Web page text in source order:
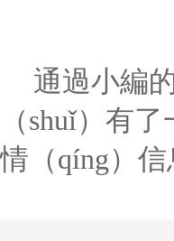
通過小編
（shuǐ）有
情（qíng）